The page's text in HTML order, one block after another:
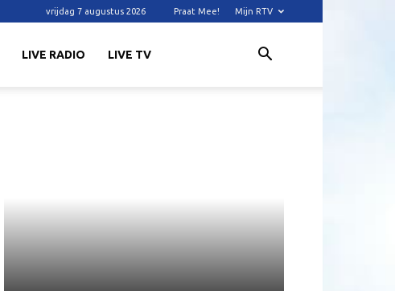
vrijdag 7 augustus 2026 Praat Mee! Mijn RTV
LIVE RADIO LIVE TV